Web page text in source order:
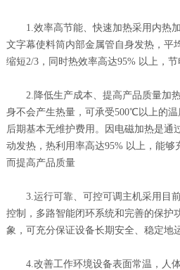
1.效率高节能、快速加热采用内热加
文字幕使料筒内部金属管自身发热，
缩短2/3，同时热效率高达95% 以上，
2.降低生产成本、提高产品质量加
身不会产生热量，可承受500℃以上的温度
后期基本无维护费用。因电磁加热是
动发热，热利用率高达95% 以上，能够
而提高产品质量
3.运行可靠、可控可调主机采用目前
控制，多路智能闭环系统和完善的保护
象，可充分保证设备长期安全、稳定地运行
4.改善工作环境设备表面常温，人体